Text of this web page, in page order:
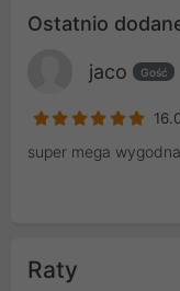
Ostatnio
jaco Gość
super mega
Raty